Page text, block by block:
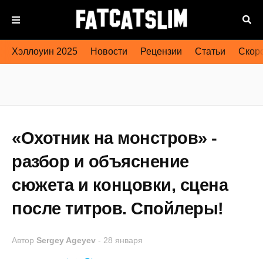
Хэллоуин 2025 Новости Рецензии Статьи
«Охотник на монстров» -
разбор и объяснение
сюжета и концовки, сцена
после титров. Спойлеры!
Автор Sergey Ageyev - 28 января